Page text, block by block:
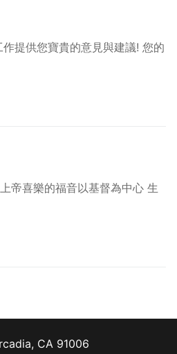
提供您寶貴的意見與建議! 您的
帝喜樂的福音以基督為中心 生
CA 91006